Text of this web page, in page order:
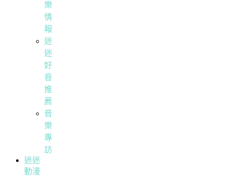
樂
情
報
迷
迷
好
音
推
薦
音
樂
專
訪
迷迷
動漫